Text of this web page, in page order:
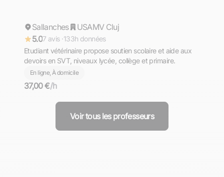
Répond rapidement
Sallanches
USAMV Cluj
5.07 avis ·133h données
Etudiant vétérinaire propose soutien scolaire et aide aux
devoirs en SVT, niveaux lycée, collège et primaire.
En ligne, À domicile
37,00 €/h
Voir tous les professeurs